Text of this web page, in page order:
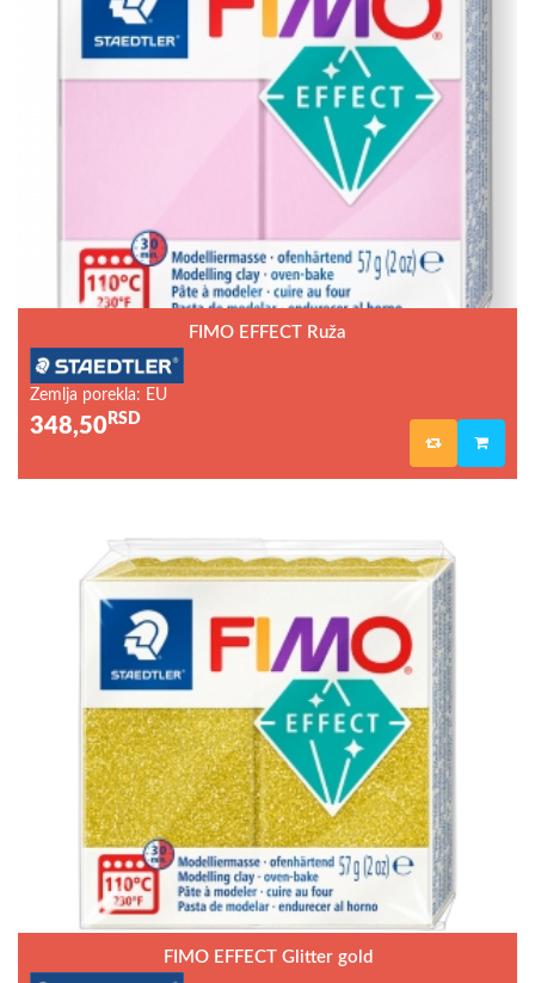
FIMO EFFECT Ruža
Zemlja porekla: EU
348,50 RSD
FIMO EFFECT Glitter gold